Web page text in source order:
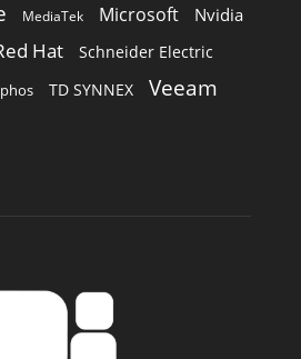
MediaTek Microsoft Nvidia
Hat Schneider Electric
TD SYNNEX Veeam